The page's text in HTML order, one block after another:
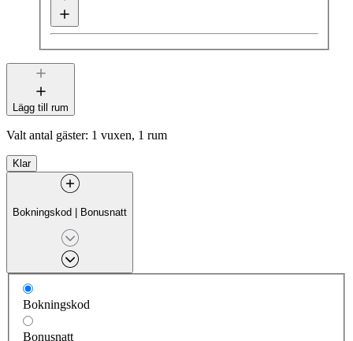
Lägg till rum
Valt antal gäster: 1 vuxen, 1 rum
Klar
Bokningskod | Bonusnatt
Bokningskod
Bonusnatt